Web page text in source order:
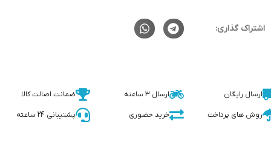
اشتراک گذاری:
ارسال رایگان ارسال 3 ساعته ضمانت اصالت کالا
روش های پرداخت خرید حضوری پشتیبانی 24 ساعته